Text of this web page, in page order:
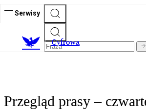
Serwisy
Cyfrowa
Przegląd prasy –